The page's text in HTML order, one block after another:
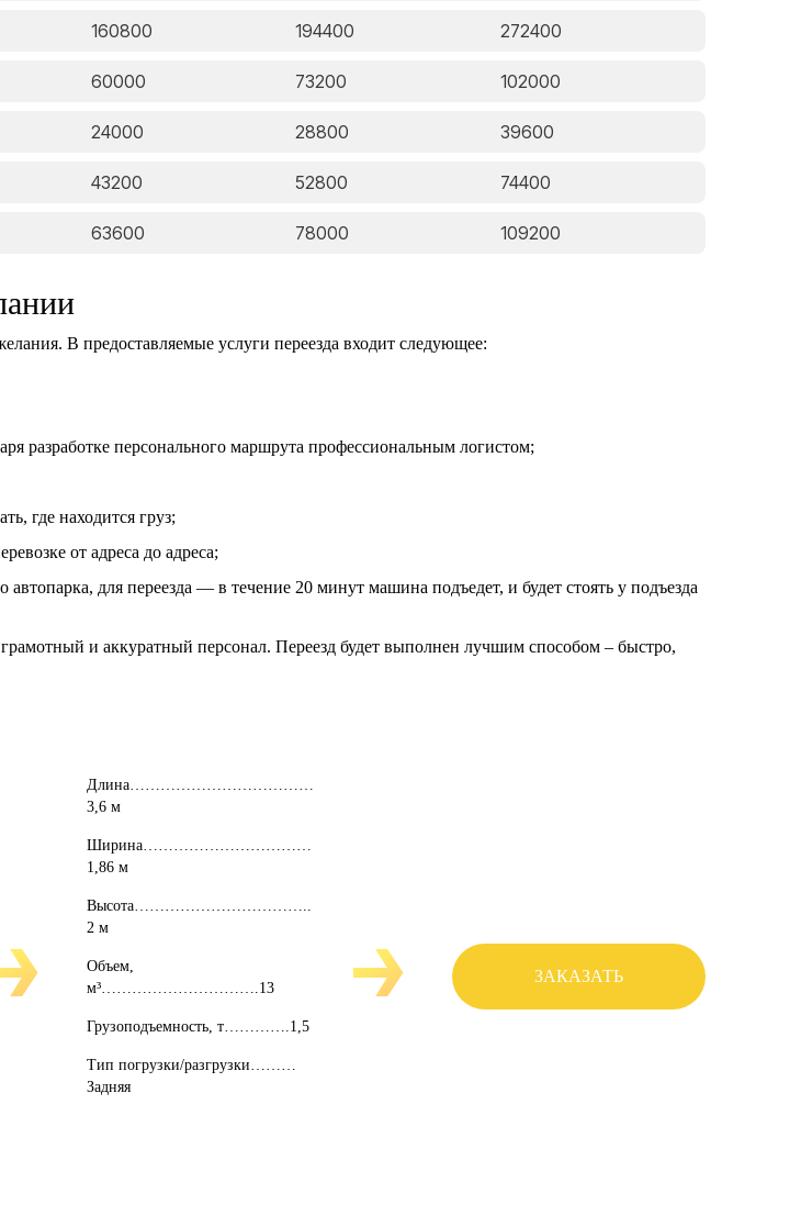
160800 194400 272400
60000 73200 102000
24000 28800 39600
43200 52800 74400
63600 78000 109200
В предоставляемые услуги переезда входит следующее:
разработке персонального маршрута профессиональным логистом;
где находится груз;
от адреса до адреса;
для переезда — в течение 20 минут машина подъедет, и будет стоять у подъезда
и аккуратный персонал. Переезд будет выполнен лучшим способом – быстро,
Длина………………………………
3,6 м
Ширина……………………………
1,86 м
Высота……………………………..
2 м
Объем,
м³………………………….13
Грузоподъемность, т………….1,5
Тип погрузки/разгрузки………
Задняя
ЗАКАЗАТЬ